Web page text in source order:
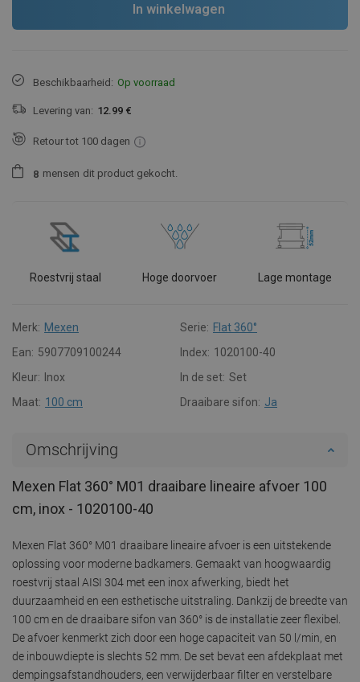
In winkelwagen
Beschikbaarheid: Op voorraad
Levering van: 12.99 €
Retour tot 100 dagen
8 mensen dit product gekocht.
Roestvrij staal Hoge doorvoer Lage montage
Merk: Mexen Serie: Flat 360°
Ean: 5907709100244 Index: 1020100-40
Kleur:
Inox In de set: Set
Maat: 100 cm Draaibare sifon: Ja
Omschrijving
Mexen Flat 360° M01 draaibare lineaire afvoer 100
cm, inox - 1020100-40
Mexen Flat 360° M01 draaibare lineaire afvoer is een uitstekende
oplossing voor moderne badkamers. Gemaakt van hoogwaardig
roestvrij staal AISI 304 met een inox afwerking, biedt het
duurzaamheid en een esthetische uitstraling. Dankzij de breedte van
100 cm en de draaibare sifon van 360° is de installatie zeer flexibel.
De afvoer kenmerkt zich door een hoge capaciteit van 50 l/min, en
de inbouwdiepte is slechts 52 mm. De set bevat een afdekplaat met
dempingsafstandhouders, een verwijderbaar filter en verstelbare